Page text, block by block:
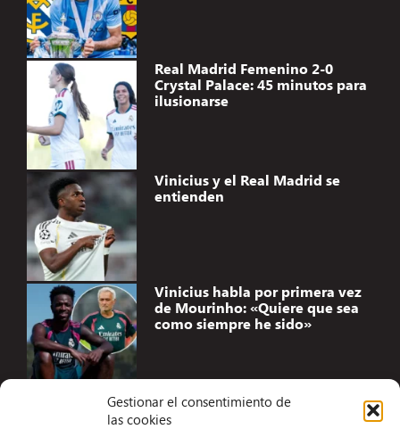
Gestionar el consentimiento de
las cookies
Real Madrid Femenino 2-0
Crystal Palace: 45 minutos para
ilusionarse
Vinicius y el Real Madrid se
entienden
Vinicius habla por primera vez
de Mourinho: «Quiere que sea
como siempre he sido»